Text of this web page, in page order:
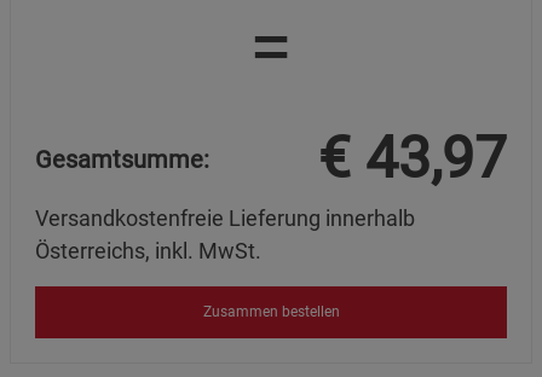
=
Gesamtsumme: € 43,97
Versandkostenfreie Lieferung innerhalb
Österreichs, inkl. MwSt.
Zusammen bestellen